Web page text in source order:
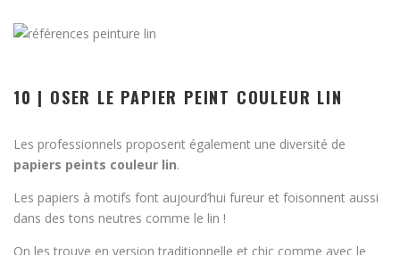
10 | OSER LE PAPIER PEINT COULEUR LIN
Les professionnels proposent également une diversité de
papiers peints couleur lin.
Les papiers à motifs font aujourd’hui fureur et foisonnent aussi
dans des tons neutres comme le lin !
On les trouve en version traditionnelle et chic comme avec le